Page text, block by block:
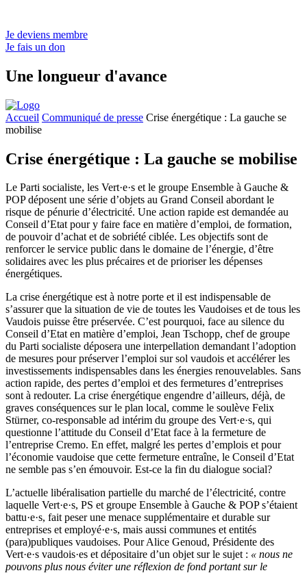
Je deviens membre
Je fais un don
Une longueur d'avance
Accueil Communiqué de presse Crise énergétique : La gauche se
mobilise
Crise énergétique : La gauche se mobilise
Le Parti socialiste, les Vert·e·s et le groupe Ensemble à Gauche &
POP déposent une série d’objets au Grand Conseil abordant le
risque de pénurie d’électricité. Une action rapide est demandée au
Conseil d’Etat pour y faire face en matière d’emploi, de formation,
de pouvoir d’achat et de sobriété ciblée. Les objectifs sont de
renforcer le service public dans le domaine de l’énergie, d’être
solidaires avec les plus précaires et de prioriser les dépenses
énergétiques.
La crise énergétique est à notre porte et il est indispensable de
s’assurer que la situation de vie de toutes les Vaudoises et de tous les
Vaudois puisse être préservée. C’est pourquoi, face au silence du
Conseil d’Etat en matière d’emploi, Jean Tschopp, chef de groupe
du Parti socialiste déposera une interpellation demandant l’adoption
de mesures pour préserver l’emploi sur sol vaudois et accélérer les
investissements indispensables dans les énergies renouvelables. Sans
action rapide, des pertes d’emploi et des fermetures d’entreprises
sont à redouter. La crise énergétique engendre d’ailleurs, déjà, de
graves conséquences sur le plan local, comme le soulève Felix
Stürner, co-responsable ad intérim du groupe des Vert·e·s, qui
questionne l’attitude du Conseil d’Etat face à la fermeture de
l’entreprise Cremo. En effet, malgré les pertes d’emplois et pour
l’économie vaudoise que cette fermeture entraîne, le Conseil d’Etat
ne semble pas s’en émouvoir. Est-ce la fin du dialogue social?
L’actuelle libéralisation partielle du marché de l’électricité, contre
laquelle Vert·e·s, PS et groupe Ensemble à Gauche & POP s’étaient
battu·e·s, fait peser une menace supplémentaire et durable sur
entreprises etemployé·e·s, mais aussi communes et entités
(para)publiques vaudoises. Pour Alice Genoud, Présidente des
Vert·e·s vaudois·es et dépositaire d’un objet sur le sujet : « nous ne
pouvons plus nous éviter une réflexion de fond portant sur le